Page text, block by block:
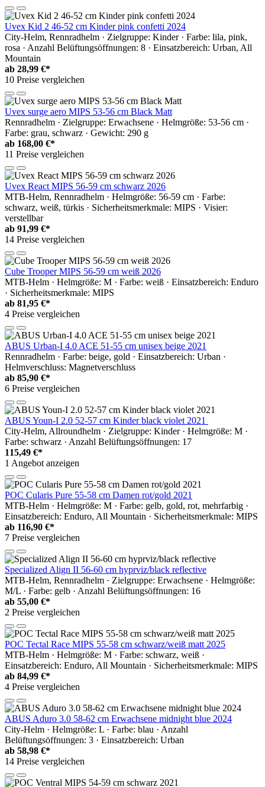
Uvex Kid 2 46-52 cm Kinder pink confetti 2024
City-Helm, Rennradhelm · Zielgruppe: Kinder · Farbe: lila, pink,
rosa · Anzahl Belüftungsöffnungen: 8 · Einsatzbereich: Urban, All
Mountain
ab 28,99 €*
10 Preise vergleichen
Uvex surge aero MIPS 53-56 cm Black Matt
Rennradhelm · Zielgruppe: Erwachsene · Helmgröße: 53-56 cm ·
Farbe: grau, schwarz · Gewicht: 290 g
ab 168,00 €*
11 Preise vergleichen
Uvex React MIPS 56-59 cm schwarz 2026
MTB-Helm, Rennradhelm · Helmgröße: 56-59 cm · Farbe:
schwarz, weiß, türkis · Sicherheitsmerkmale: MIPS · Visier:
verstellbar
ab 91,99 €*
14 Preise vergleichen
Cube Trooper MIPS 56-59 cm weiß 2026
MTB-Helm · Helmgröße: M · Farbe: weiß · Einsatzbereich: Enduro
· Sicherheitsmerkmale: MIPS
ab 81,95 €*
4 Preise vergleichen
ABUS Urban-I 4.0 ACE 51-55 cm unisex beige 2021
Rennradhelm · Farbe: beige, gold · Einsatzbereich: Urban ·
Helmverschluss: Magnetverschluss
ab 85,90 €*
6 Preise vergleichen
ABUS Youn-I 2.0 52-57 cm Kinder black violet 2021
City-Helm, Allroundhelm · Zielgruppe: Kinder · Helmgröße: M ·
Farbe: schwarz · Anzahl Belüftungsöffnungen: 17
115,49 €*
1 Angebot anzeigen
POC Cularis Pure 55-58 cm Damen rot/gold 2021
MTB-Helm · Helmgröße: M · Farbe: gelb, gold, rot, mehrfarbig ·
Einsatzbereich: Enduro, All Mountain · Sicherheitsmerkmale: MIPS
ab 116,90 €*
7 Preise vergleichen
Specialized Align II 56-60 cm hyprviz/black reflective
MTB-Helm, Rennradhelm · Zielgruppe: Erwachsene · Helmgröße:
M/L · Farbe: gelb · Anzahl Belüftungsöffnungen: 16
ab 55,00 €*
2 Preise vergleichen
POC Tectal Race MIPS 55-58 cm schwarz/weiß matt 2025
MTB-Helm · Helmgröße: M · Farbe: schwarz, weiß ·
Einsatzbereich: Enduro, All Mountain · Sicherheitsmerkmale: MIPS
ab 84,99 €*
4 Preise vergleichen
ABUS Aduro 3.0 58-62 cm Erwachsene midnight blue 2024
City-Helm · Helmgröße: L · Farbe: blau · Anzahl
Belüftungsöffnungen: 3 · Einsatzbereich: Urban
ab 58,98 €*
14 Preise vergleichen